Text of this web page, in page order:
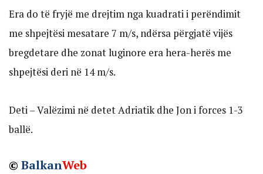
Era do të fryjë me drejtim nga kuadrati i perëndimit
me shpejtësi mesatare 7 m/s, ndërsa përgjatë vijës
bregdetare dhe zonat luginore era hera-herës me
shpejtësi deri në 14 m/s.
Deti – Valëzimi në detet Adriatik dhe Jon i forces 1-3
ballë.
© BalkanWeb